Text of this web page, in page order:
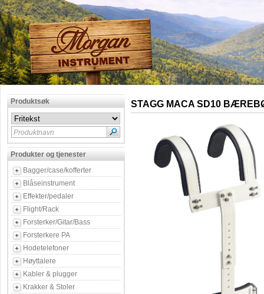
Produktsøk
Produktnavn
Produkter og tjenester
Bagger/case/kofferter
Blåseinstrument
Effekter/pedaler
Flight/Rack
Forsterker/Gitar/Bass
Forsterkere PA
Hodetelefoner
Høyttalere
Kabler & plugger
Krakker & Stoler
STAGG MACA SD10